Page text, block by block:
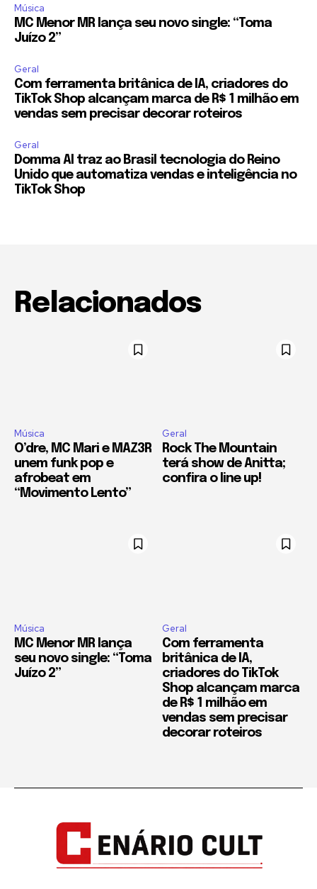
Música
MC Menor MR lança seu novo single: “Toma
Juízo 2”
Geral
Com ferramenta britânica de IA, criadores do
TikTok Shop alcançam marca de R$ 1 milhão em
vendas sem precisar decorar roteiros
Geral
Domma AI traz ao Brasil tecnologia do Reino
Unido que automatiza vendas e inteligência no
TikTok Shop
Relacionados
Música
O’dre, MC Mari e MAZ3R
unem funk pop e
afrobeat em
“Movimento Lento”
Geral
Rock The Mountain
terá show de Anitta;
confira o line up!
Música
MC Menor MR lança
seu novo single: “Toma
Juízo 2”
Geral
Com ferramenta
britânica de IA,
criadores do TikTok
Shop alcançam marca
de R$ 1 milhão em
vendas sem precisar
decorar roteiros